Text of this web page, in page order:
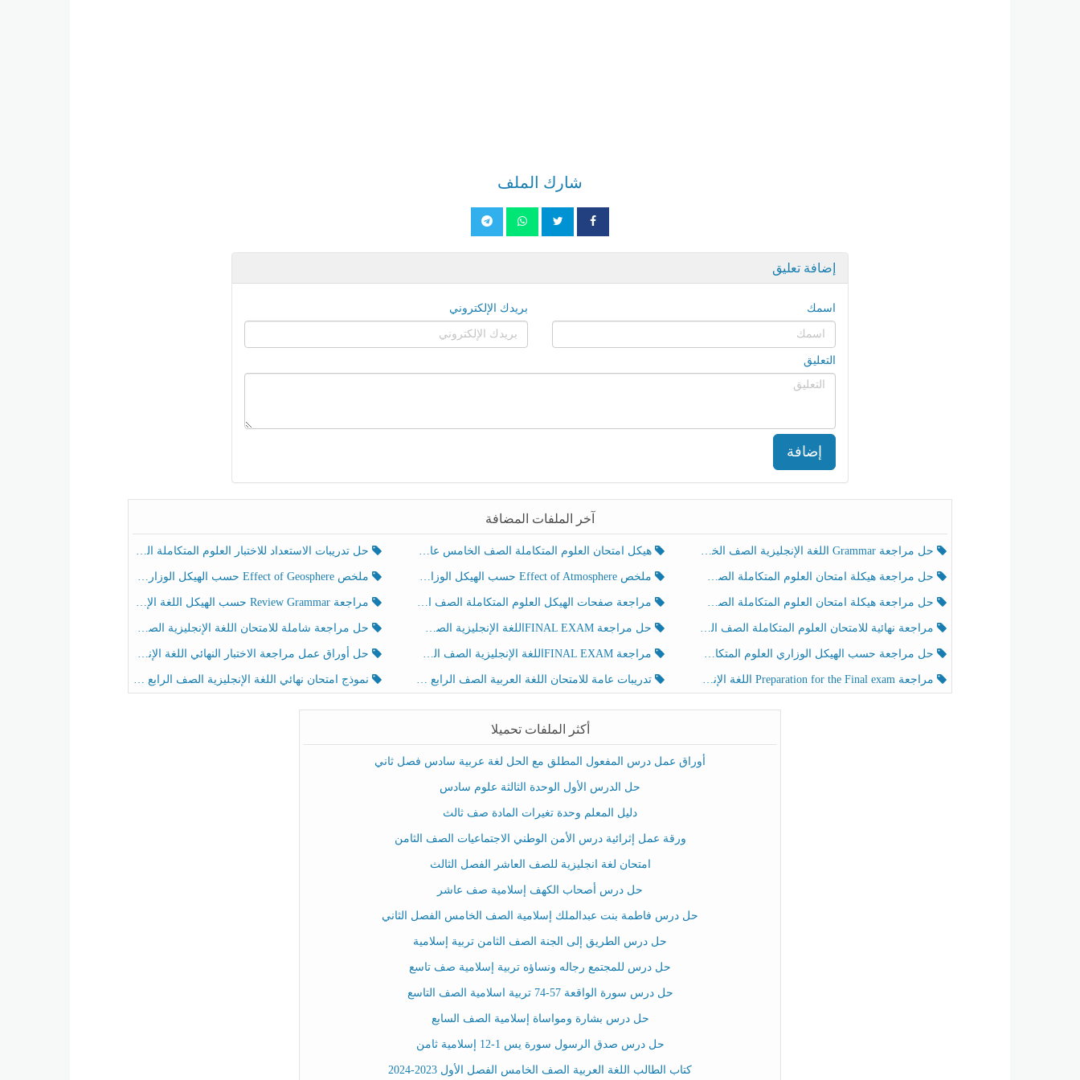
شارك الملف
إضافة تعليق
اسمك بريدك الإلكتروني
التعليق
إضافة
آخر الملفات المضافة
حل مراجعة Grammar اللغة الإنجليزية الصف الخامس الفصل الثالث هيكل امتحان العلوم المتكاملة الصف الخامس عام الفصل الدراسي الثالث 2025-2026 حل تدريبات الاستعداد للاختبار العلوم المتكاملة الصف الخامس عام الفصل الثالث
حل مراجعة هيكلة امتحان العلوم المتكاملة الصف الخامس انسبير الفصل الثالث ملخص Effect of Atmosphere حسب الهيكل الوزاري العلوم المتكاملة الصف الخامس انسبير الفصل الثالث ملخص Effect of Geosphere حسب الهيكل الوزاري العلوم المتكاملة الصف الخامس انسبير الفصل الثالث
حل مراجعة هيكلة امتحان العلوم المتكاملة الصف الخامس عام الفصل الثالث مراجعة صفحات الهيكل العلوم المتكاملة الصف الخامس انسبير الفصل الثالث مراجعة Review Grammar حسب الهيكل اللغة الإنجليزية الصف الخامس الفصل الثالث
مراجعة نهائية للامتحان العلوم المتكاملة الصف الخامس انسبير الفصل الثالث حل مراجعة FINAL EXAMاللغة الإنجليزية الصف الخامس الفصل الثالث حل مراجعة شاملة للامتحان اللغة الإنجليزية الصف الخامس الفصل الثالث
حل مراجعة حسب الهيكل الوزاري العلوم المتكاملة الصف الخامس عام الفصل الثالث مراجعة FINAL EXAMاللغة الإنجليزية الصف الخامس الفصل الثالث حل أوراق عمل مراجعة الاختبار النهائي اللغة الإنجليزية الصف الرابع الفصل الثالث
مراجعة Preparation for the Final exam اللغة الإنجليزية الصف الرابع الفصل الثالث تدريبات عامة للامتحان اللغة العربية الصف الرابع الفصل الثالث نموذج امتحان نهائي اللغة الإنجليزية الصف الرابع الفصل الثالث
أكثر الملفات تحميلا
أوراق عمل درس المفعول المطلق مع الحل لغة عربية سادس فصل ثاني
حل الدرس الأول الوحدة الثالثة علوم سادس
دليل المعلم وحدة تغيرات المادة صف ثالث
ورقة عمل إثرائية درس الأمن الوطني الاجتماعيات الصف الثامن
امتحان لغة انجليزية للصف العاشر الفصل الثالث
حل درس أصحاب الكهف إسلامية صف عاشر
حل درس فاطمة بنت عبدالملك إسلامية الصف الخامس الفصل الثاني
حل درس الطريق إلى الجنة الصف الثامن تربية إسلامية
حل درس للمجتمع رجاله ونساؤه تربية إسلامية صف تاسع
حل درس سورة الواقعة 57-74 تربية اسلامية الصف التاسع
حل درس بشارة ومواساة إسلامية الصف السابع
حل درس صدق الرسول سورة يس 1-12 إسلامية ثامن
كتاب الطالب اللغة العربية الصف الخامس الفصل الأول 2023-2024